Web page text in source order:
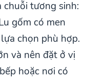
chuỗi tương sinh:
gốm có men
chọn phù hợp.
và nên đặt ở vị
hoặc nơi có